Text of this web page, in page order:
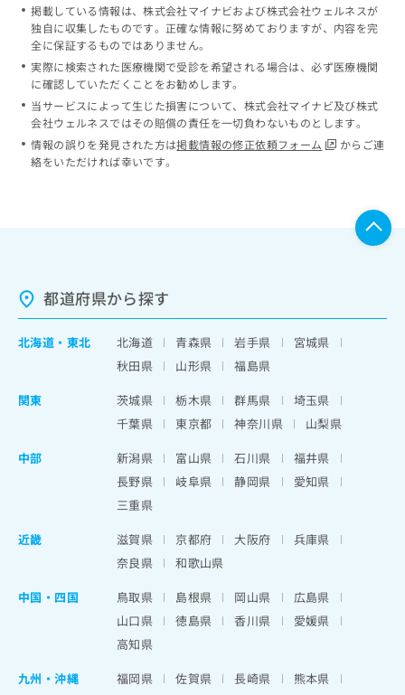
掲載している情報は、株式会社マイナビおよび株式会社ウェルネスが
独自に収集したものです。正確な情報に努めておりますが、内容を完
全に保証するものではありません。
実際に検索された医療機関で受診を希望される場合は、必ず医療機関
に確認していただくことをお勧めします。
当サービスによって生じた損害について、株式会社マイナビ及び株式
会社ウェルネスではその賠償の責任を一切負わないものとします。
情報の誤りを発見された方は掲載情報の修正依頼フォーム
からご連
絡をいただければ幸いです。
都道府県から探す
北海道 ・ 東北 北海道 青森県 岩手県
宮城県
秋田県
山形県
福島県
関東
茨城県 栃木県 群馬県
埼玉県
千葉県
東京都 神奈川県
山梨県
中部
新潟県 富山県 石川県
福井県
長野県
岐阜県 静岡県
愛知県
三重県
近畿
滋賀県 京都府 大阪府
兵庫県
奈良県
和歌山県
中国・四国
鳥取県 島根県 岡山県
広島県
山口県
徳島県 香川県
愛媛県
高知県
九州・沖縄
福岡県 佐賀県 長崎県
熊本県